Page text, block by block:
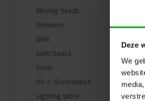
Deze
We
Moving heads
Dimmers
DMX
Switchpack
Tools
UV-C Illumination
Lighting table